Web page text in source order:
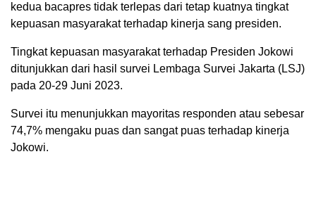
kedua bacapres tidak terlepas dari tetap kuatnya tingkat
kepuasan masyarakat terhadap kinerja sang presiden.
Tingkat kepuasan masyarakat terhadap Presiden Jokowi
ditunjukkan dari hasil survei Lembaga Survei Jakarta (LSJ)
pada 20-29 Juni 2023.
Survei itu menunjukkan mayoritas responden atau sebesar
74,7% mengaku puas dan sangat puas terhadap kinerja
Jokowi.